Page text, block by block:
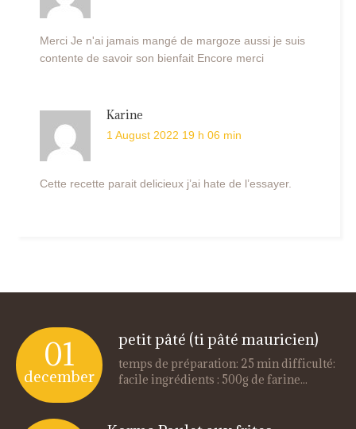
Merci Je n'ai jamais mangé de margoze aussi je suis
contente de savoir son bienfait Encore merci
Karine
1 August 2022 19 h 06 min
Cette recette parait delicieux j’ai hate de l’essayer.
01
december
petit pâté (ti pâté mauricien)
temps de préparation: 25 min difficulté:
facile ingrédients : 500g de farine...